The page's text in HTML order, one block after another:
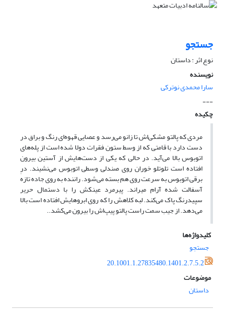
جستجو
نوع اثر : داستان
نویسنده
سارا محمدی نوترکی
---
چکیده
مردی که پالتو مشکی‌اش تا زانو می‌رسد و عصایی قهوه‌ای رنگ و براق در
دست دارد با قامتی که از وسط ستون فقرات دولا شده است از پله‌های
اتوبوس بالا می‌آید. در حالی که یکی از دست‌هایش از آستین بیرون
افتاده است تلوتلو خوران روی صندلی وسطی اتوبوس می‌نشیند. درِ
برقی اتوبوس به سرعت روی هم بسته می‌شود. راننده به روی جاده تازه
آسفالت شده آرام میراند. پیرمرد عینکش را با دستمال حریر
سپیدرنگ پاک می‌کند. لبه کلاهش را که روی ابرو‌هایش افتاده است بالا
می‌دهد. از جیب سمت راست پالتو پیپ‌اش را بیرون می‌کشد..
کلیدواژه‌ها
جستجو
20.1001.1.27835480.1401.2.7.5.2
موضوعات
داستان